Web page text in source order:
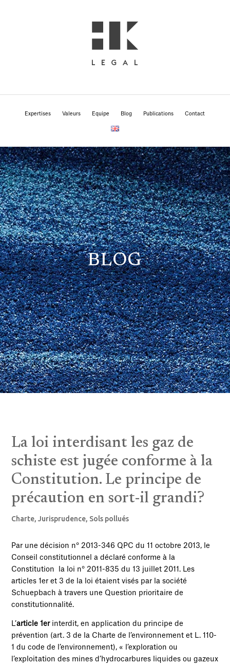
Expertises Valeurs Equipe Blog Publications Contact
BLOG
La loi interdisant les gaz de
schiste est jugée conforme à la
Constitution. Le principe de
précaution en sort-il grandi?
Charte,Jurisprudence, Sols pollués
Par une décision n° 2013-346 QPC du 11 octobre 2013, le
Conseil constitutionnel a déclaré conforme à la
Constitution la loi n° 2011-835 du 13 juillet 2011. Les
articles 1er et 3 de la loi étaient visés par la société
Schuepbach à travers une Question prioritaire de
constitutionnalité.
L’article 1erinterdit, en application du principe de
prévention (art. 3 de la Charte de l’environnement et L. 110-
1 du code de l’environnement), « l’exploration ou
l’exploitation des mines d’hydrocarbures liquides ou gazeux